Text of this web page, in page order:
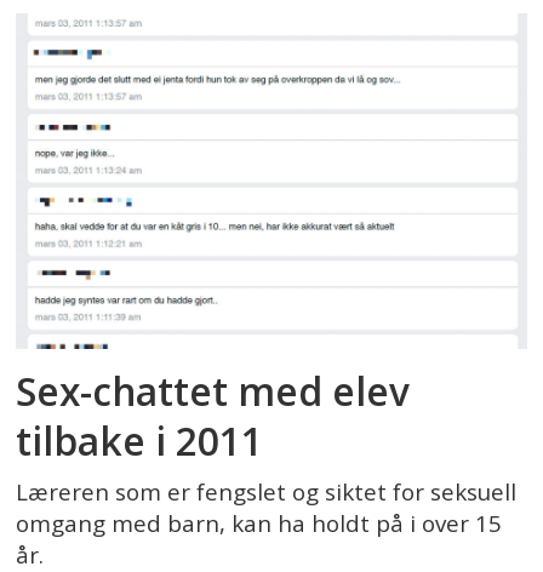
Sex-chattet med elev
tilbake i 2011
Læreren som er fengslet og siktet for seksuell
omgang med barn, kan ha holdt på i over 15
år.